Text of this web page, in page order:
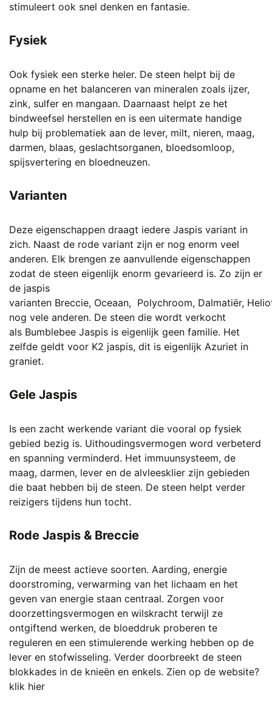
stimuleert ook snel denken en fantasie.
Fysiek
Ook fysiek een sterke heler. De steen helpt bij de
opname en het balanceren van mineralen zoals ijzer,
zink, sulfer en mangaan. Daarnaast helpt ze het
bindweefsel herstellen en is een uitermate handige
hulp bij problematiek aan de lever, milt, nieren, maag,
darmen, blaas, geslachtsorganen, bloedsomloop,
spijsvertering en bloedneuzen.
Varianten
Deze eigenschappen draagt iedere Jaspis variant in
zich. Naast de rode variant zijn er nog enorm veel
anderen. Elk brengen ze aanvullende eigenschappen
zodat de steen eigenlijk enorm gevarieerd is. Zo zijn er
de jaspis
varianten Breccie, Oceaan, Polychroom, Dalmatiër,
nog vele anderen. De steen die wordt verkocht
als Bumblebee Jaspis is eigenlijk geen familie. Het
zelfde geldt voor K2 jaspis, dit is eigenlijk Azuriet in
graniet.
Gele Jaspis
Is een zacht werkende variant die vooral op fysiek
gebied bezig is. Uithoudingsvermogen word verbeterd
en spanning verminderd. Het immuunsysteem, de
maag, darmen, lever en de alvleesklier zijn gebieden
die baat hebben bij de steen. De steen helpt verder
reizigers tijdens hun tocht.
Rode Jaspis & Breccie
Zijn de meest actieve soorten. Aarding, energie
doorstroming, verwarming van het lichaam en het
geven van energie staan centraal. Zorgen voor
doorzettingsvermogen en wilskracht terwijl ze
ontgiftend werken, de bloeddruk proberen te
reguleren en een stimulerende werking hebben op de
lever en stofwisseling. Verder doorbreekt de steen
blokkades in de knieën en enkels. Zien op de website?
klik hier